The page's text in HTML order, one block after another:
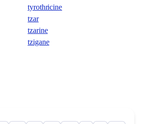
tyrothricine
tzar
tzarine
tzigane